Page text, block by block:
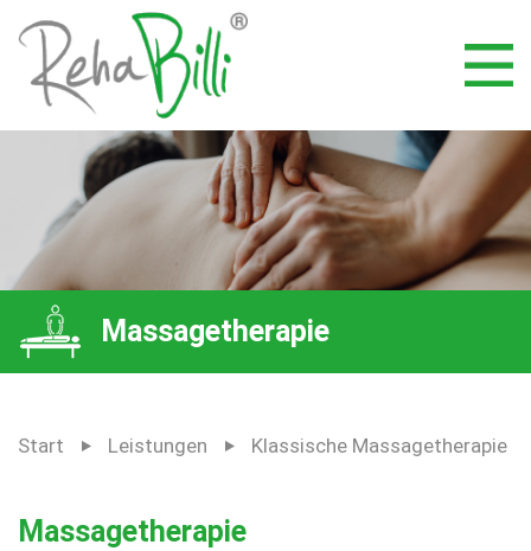
Massagetherapie
Start Leistungen Klassische Massagetherapie
Massagetherapie